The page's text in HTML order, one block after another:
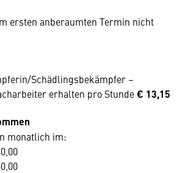
ersten anberaumten Termin nicht
Schädlingsbekämpfer –
erhalten pro Stunde€ 13,15
monatlich im: